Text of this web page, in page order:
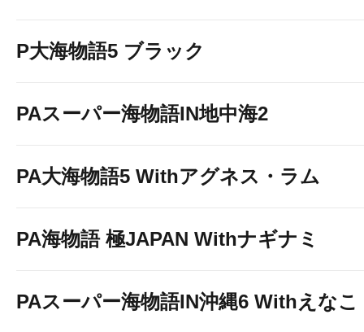
P大海物語5 ブラック
PAスーパー海物語IN地中海2
PA大海物語5 Withアグネス・ラム
PA海物語 極JAPAN Withナギナミ
PAスーパー海物語IN沖縄6 Withえなこ